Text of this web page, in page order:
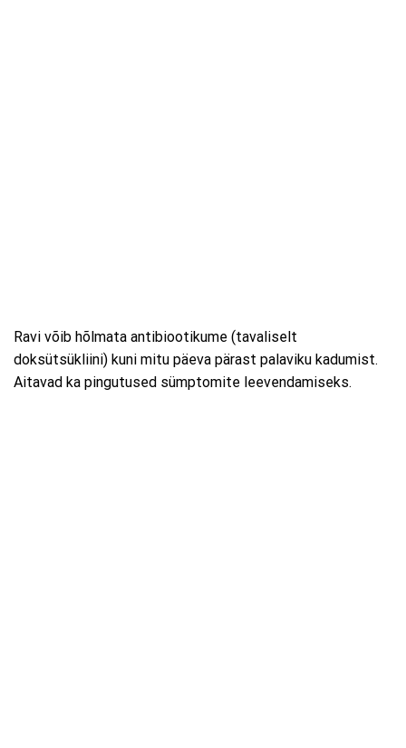
Ravi võib hõlmata antibiootikume (tavaliselt
doksütsükliini) kuni mitu päeva pärast palaviku kadumist.
Aitavad ka pingutused sümptomite leevendamiseks.